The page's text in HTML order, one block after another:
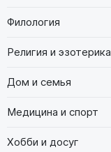
Филология
Религия и эзотерика
Дом и семья
Медицина и спорт
Хобби и досуг